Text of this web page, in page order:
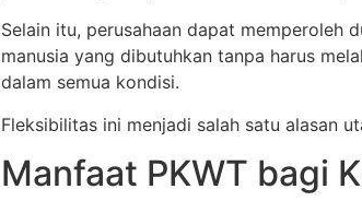
Selain itu, perusahaan dapat memperoleh
manusia yang dibutuhkan tanpa harus
dalam semua kondisi.
Fleksibilitas ini menjadi salah satu alasan
Manfaat PKWT bagi